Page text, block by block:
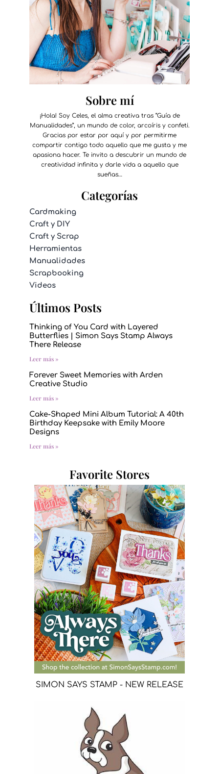
Sobre mí
¡Hola! Soy Celes, el alma creativa tras “Guía de
Manualidades”, un mundo de color, arcoíris y confeti.
Gracias por estar por aquí y por permitirme
compartir contigo todo aquello que me gusta y me
apasiona hacer. Te invito a descubrir un mundo de
creatividad infinita y darle vida a aquello que
sueñas…
Categorías
Cardmaking
Craft y DIY
Craft y Scrap
Herramientas
Manualidades
Scrapbooking
Videos
Últimos Posts
Thinking of You Card with Layered
Butterflies | Simon Says Stamp Always
There Release
Leer más »
Forever Sweet Memories with Arden
Creative Studio
Leer más »
Cake-Shaped Mini Album Tutorial: A 40th
Birthday Keepsake with Emily Moore
Designs
Leer más »
Favorite Stores
SIMON SAYS STAMP - NEW RELEASE